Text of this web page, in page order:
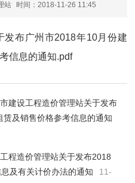
站 时间： 2018-11-26 11:45
发布广州市2018年10月份建
信息的通知.pdf
建设工程造价管理站关于发布
及销售价格参考信息的通知
程造价管理站关于发布2018
及有关计价办法的通知
11-